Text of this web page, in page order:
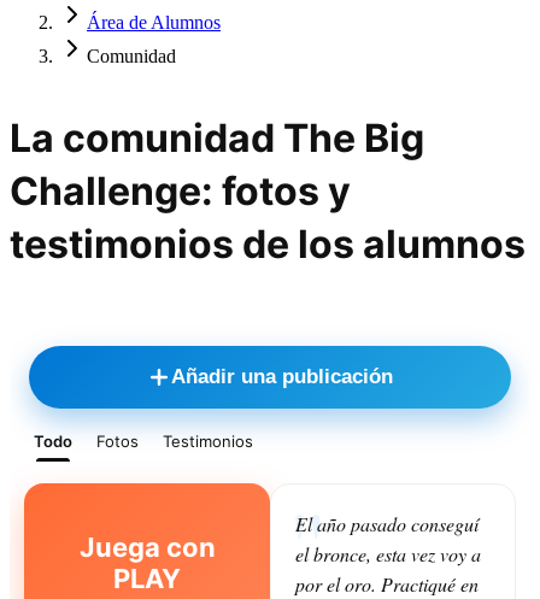
Área de Alumnos
Comunidad
La comunidad The Big
Challenge: fotos y
testimonios de los alumnos
Añadir una publicación
Todo Fotos Testimonios
Juega con
PLAY
El año pasado conseguí
el bronce, esta vez voy a
por el oro. Practiqué en